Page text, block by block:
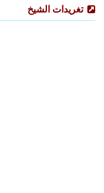
تغريدات الشيخ